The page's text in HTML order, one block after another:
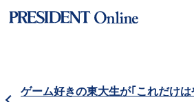
ゲーム好きの東大生が｢これだけ